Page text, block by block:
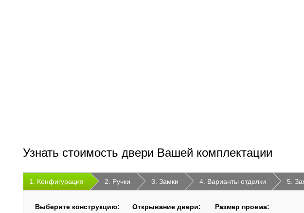
Узнать стоимость двери Вашей комплектации
1. Конфигурация 2. Ручки 3. Замки 4. Варианты отделки 5.
Выберите конструкцию: Открывание двери: Размер проема: